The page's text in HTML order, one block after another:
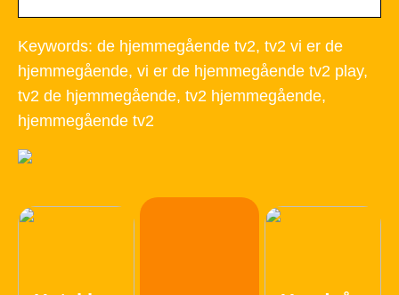
Keywords: de hjemmegående tv2, tv2 vi er de
hjemmegående, vi er de hjemmegående tv2 play,
tv2 de hjemmegående, tv2 hjemmegående,
hjemmegående tv2